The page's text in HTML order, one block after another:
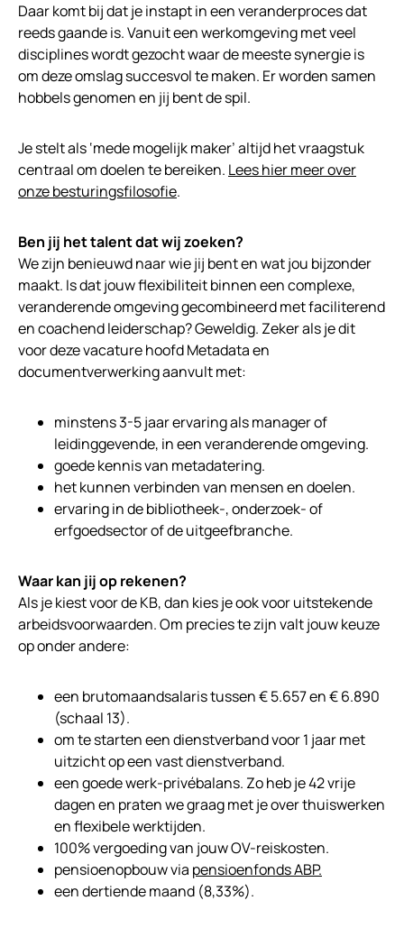
Daar komt bij dat je instapt in een veranderproces dat
reeds gaande is. Vanuit een werkomgeving met veel
disciplines wordt gezocht waar de meeste synergie is
om deze omslag succesvol te maken. Er worden samen
hobbels genomen en jij bent de spil.
Je stelt als ‘mede mogelijk maker’ altijd het vraagstuk
centraal om doelen te bereiken. Lees hier meer over
onze besturingsfilosofie.
Ben jij het talent dat wij zoeken?
We zijn benieuwd naar wie jij bent en wat jou bijzonder
maakt. Is dat jouw flexibiliteit binnen een complexe,
veranderende omgeving gecombineerd met faciliterend
en coachend leiderschap? Geweldig. Zeker als je dit
voor deze vacature hoofd Metadata en
documentverwerking aanvult met:
minstens 3-5 jaar ervaring als manager of
leidinggevende, in een veranderende omgeving.
goede kennis van metadatering.
het kunnen verbinden van mensen en doelen.
ervaring in de bibliotheek-, onderzoek- of
erfgoedsector of de uitgeefbranche.
Waar kan jij op rekenen?
Als je kiest voor de KB, dan kies je ook voor uitstekende
arbeidsvoorwaarden. Om precies te zijn valt jouw keuze
op onder andere:
een brutomaandsalaris tussen € 5.657 en € 6.890
(schaal 13).
om te starten een dienstverband voor 1 jaar met
uitzicht op een vast dienstverband.
een goede werk-privébalans. Zo heb je 42 vrije
dagen en praten we graag met je over thuiswerken
en flexibele werktijden.
100% vergoeding van jouw OV-reiskosten.
pensioenopbouw via pensioenfonds ABP.
een dertiende maand (8,33%).